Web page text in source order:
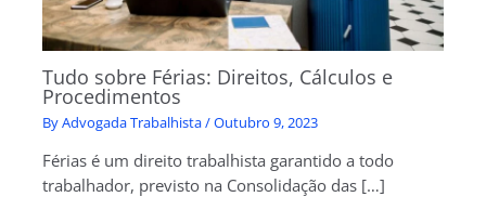
Tudo sobre Férias: Direitos, Cálculos e
Procedimentos
ByAdvogada Trabalhista/Outubro 9, 2023
Férias é um direito trabalhista garantido a todo
trabalhador, previsto na Consolidação das […]